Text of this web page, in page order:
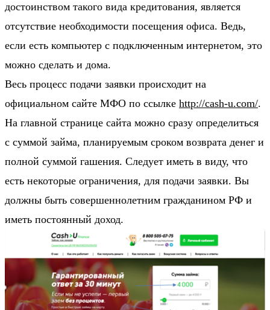
достоинством такого вида кредитования, является
отсутствие необходимости посещения офиса. Ведь,
если есть компьютер с подключенным интернетом, это
можно сделать и дома.
Весь процесс подачи заявки происходит на
официальном сайте МФО по ссылке http://cash-u.com/.
На главной странице сайта можно сразу определиться
с суммой займа, планируемым сроком возврата денег и
полной суммой гашения. Следует иметь в виду, что
есть некоторые ограничения, для подачи заявки. Вы
должны быть совершеннолетним гражданином РФ и
иметь постоянный доход.